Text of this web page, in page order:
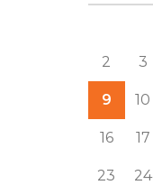
2 3
9 10
16 17
23 24